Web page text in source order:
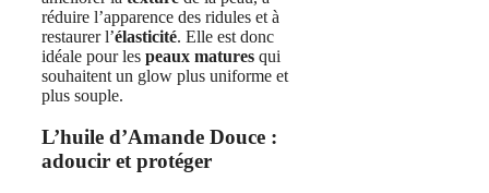
réduire l’apparence des ridules et à
restaurer l’élasticité. Elle est donc
idéale pour les peaux matures qui
souhaitent un glow plus uniforme et
plus souple.
L’huile d’Amande Douce :
adoucir et protéger